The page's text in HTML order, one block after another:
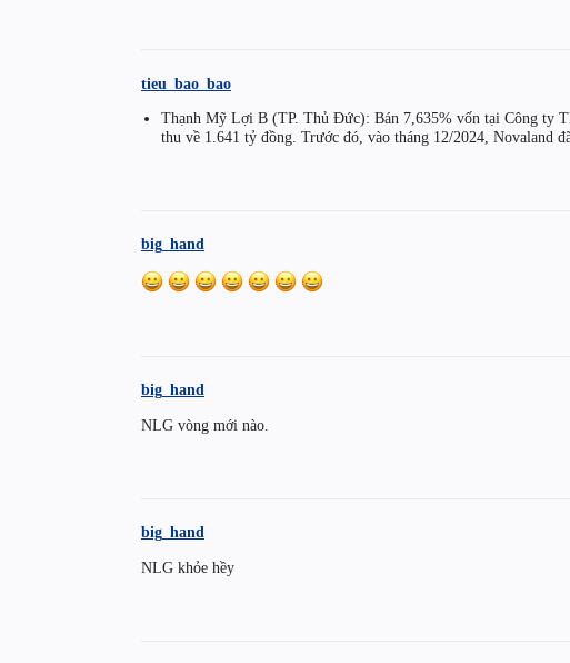
tieu_bao_bao
Thạnh Mỹ Lợi B (TP. Thủ Đức): Bán 7,635% vốn tại Công ty
thu về 1.641 tỷ đồng. Trước đó, vào tháng 12/2024, Novaland
big_hand
big_hand
NLG vòng mới nào.
big_hand
NLG khỏe hềy